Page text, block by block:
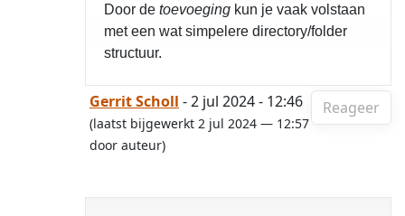
Door de toevoeging kun je vaak volstaan
met een wat simpelere directory/folder
structuur.
Reageer
Gerrit Scholl - 2 jul 2024 - 12:46
(laatst bijgewerkt 2 jul 2024 — 12:57
door auteur)